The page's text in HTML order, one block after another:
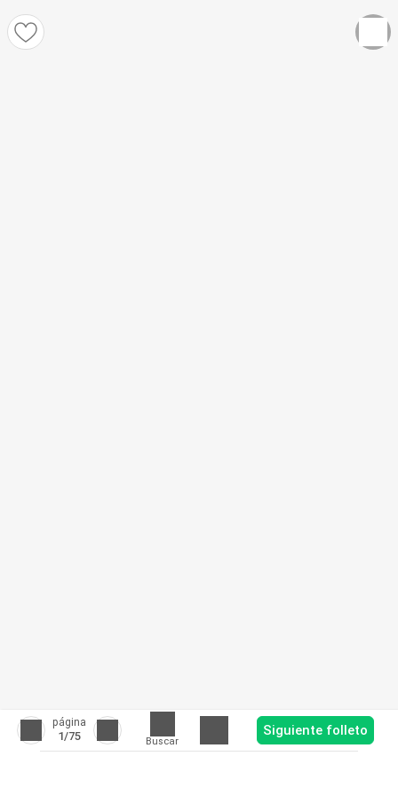
página
1/75 Buscar
Siguiente folleto